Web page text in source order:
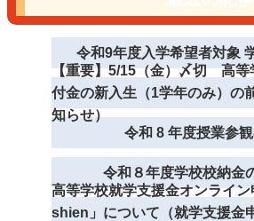
令和9年度入学希望者対象
【重要】5/15（金）〆切 高等
付金の新入生（1学年のみ）の
知らせ）
令和 8 年度授業参
令和８年度学校校納金
高等学校就学支援金オンライ
shien」について（就学支援金